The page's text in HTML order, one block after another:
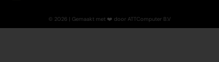
© 2026 | Gemaakt met ❤️ door ATTComputer B.V